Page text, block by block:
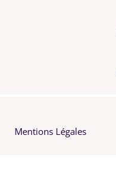
Mentions Légales